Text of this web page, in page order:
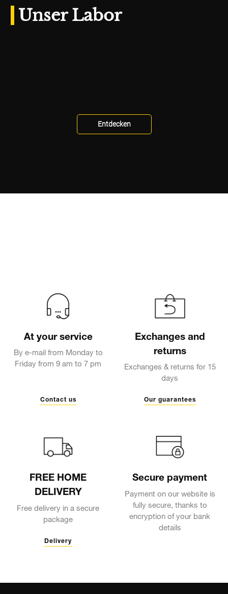
Unser Labor
By e-mail from Monday to
Friday from 9 am to 7 pm
returns
Exchanges & returns for 15
days
DELIVERY
Free delivery in a secure
package
Payment on our website is
fully secure, thanks to
encryption of your bank
details